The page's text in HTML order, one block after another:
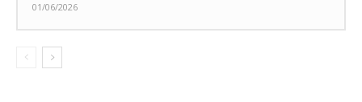
01/06/2026